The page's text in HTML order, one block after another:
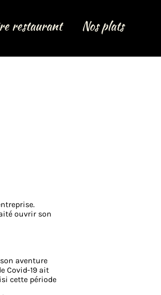
restaurant Nos plats
ouvrir son
aventure
Covid-19 ait
cette période